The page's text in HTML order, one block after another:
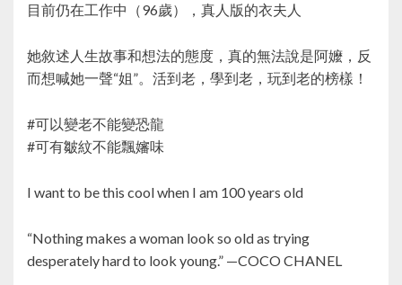
目前仍在工作中（96歲），真人版的衣夫人
她敘述人生故事和想法的態度，真的無法說是阿嬤，反
而想喊她一聲“姐”。活到老，學到老，玩到老的榜樣！
#可以變老不能變恐龍
#可有皺紋不能飄嬸味
I want to be this cool when I am 100 years old
“Nothing makes a woman look so old as trying
desperately hard to look young.” —COCO CHANEL